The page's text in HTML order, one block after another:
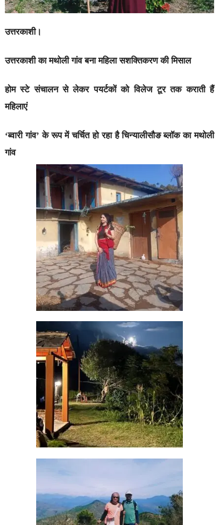
उत्तरकाशी।
उत्तरकाशी का मथोली गांव बना महिला सशक्तिकरण की मिसाल
होम स्टे संचालन से लेकर पयर्टकों को विलेज टूर तक कराती हैं
महिलाएं
‘ब्वारी गांव’ के रूप में चर्चित हो रहा है चिन्यालीसौङ ब्लॉक का मथोली
गांव